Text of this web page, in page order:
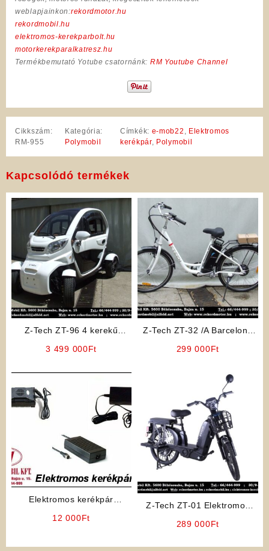
weblapjainkon:rekordmotor.hu
rekordmobil.hu
elektromos-kerekparbolt.hu
motorkerekparalkatresz.hu
Termékbemutató Yotube csatornánk: RM Youtube Channel
Cikkszám:
RM-955
Kategória:
Polymobil
Címkék: e-mob22 , Elektromos
kerékpár, Polymobil
Kapcsolódó termékek
Z-Tech ZT-96 4 kerekű
3 499 000Ft
Z-Tech ZT-32 /A Barcelona
299 000Ft
Elektromos kerékpár
12 000Ft
Z-Tech ZT-01 Elektromos
289 000Ft